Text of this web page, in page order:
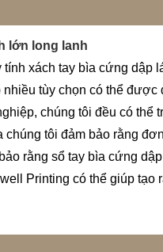
lớn long lanh
xách tay bìa cứng
tùy chọn có thể
chúng tôi đều có
chúng tôi đảm bảo rằng
rằng sổ tay bìa cứng
Printing có thể giúp